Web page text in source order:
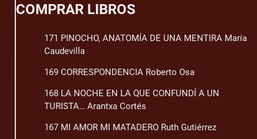
COMPRAR LIBROS
171 PINOCHO, ANATOMÍA DE UNA MENTIRA María
Caudevilla
169 CORRESPONDENCIA Roberto Osa
168 LA NOCHE EN LA QUE CONFUNDÍ A UN
TURISTA… Arantxa Cortés
167 MI AMOR MI MATADERO Ruth Gutiérrez